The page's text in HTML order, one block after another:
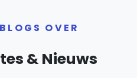
OVER
& Nieuws